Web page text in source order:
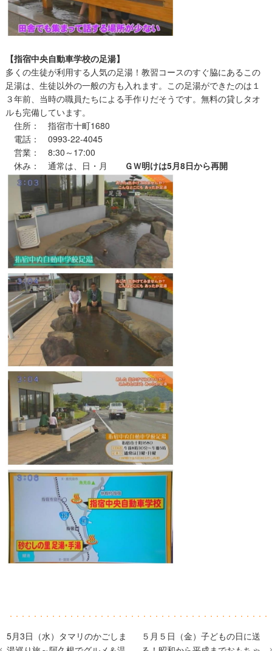
【指宿中央自動車学校の足湯】
多くの生徒が利用する人気の足湯！教習コースのすぐ脇にあるこの
足湯は、生徒以外の一般の方も入れます。この足湯ができたのは１
３年前、当時の職員たちによる手作りだそうです。無料の貸しタオ
ルも完備しています。
住所： 指宿市十町1680
電話： 0993-22-4045
営業： 8:30～17:00
休み： 通常は、日・月
ＧＷ明けは5月8日から再開
5月3日（水）タマリのかごしま
５月５日（金）子どもの日に送